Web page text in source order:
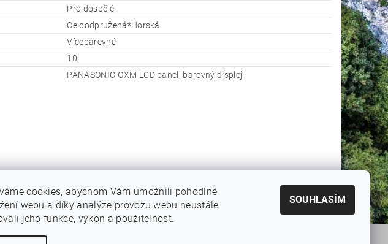
Pro dospělé
Celoodpružená*Horská
Vícebarevné
10
PANASONIC GXM LCD panel, barevný displej
cookies, abychom Vám umožnili pohodlné
webu a díky analýze provozu webu neustále
jeho funkce, výkon a použitelnost.
SOUHLASÍM